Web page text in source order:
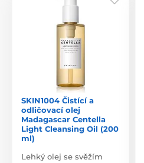
SKIN1004 Čistící a
odličovací olej
Madagascar Centella
Light Cleansing Oil (200
ml)
Lehký olej se svěžím